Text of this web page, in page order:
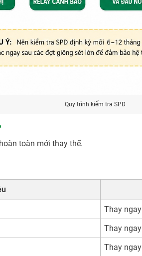
Quy trình kiểm tra SPD
toàn mới thay thế.
Thay ngay
Thay ngay
Thay ngay